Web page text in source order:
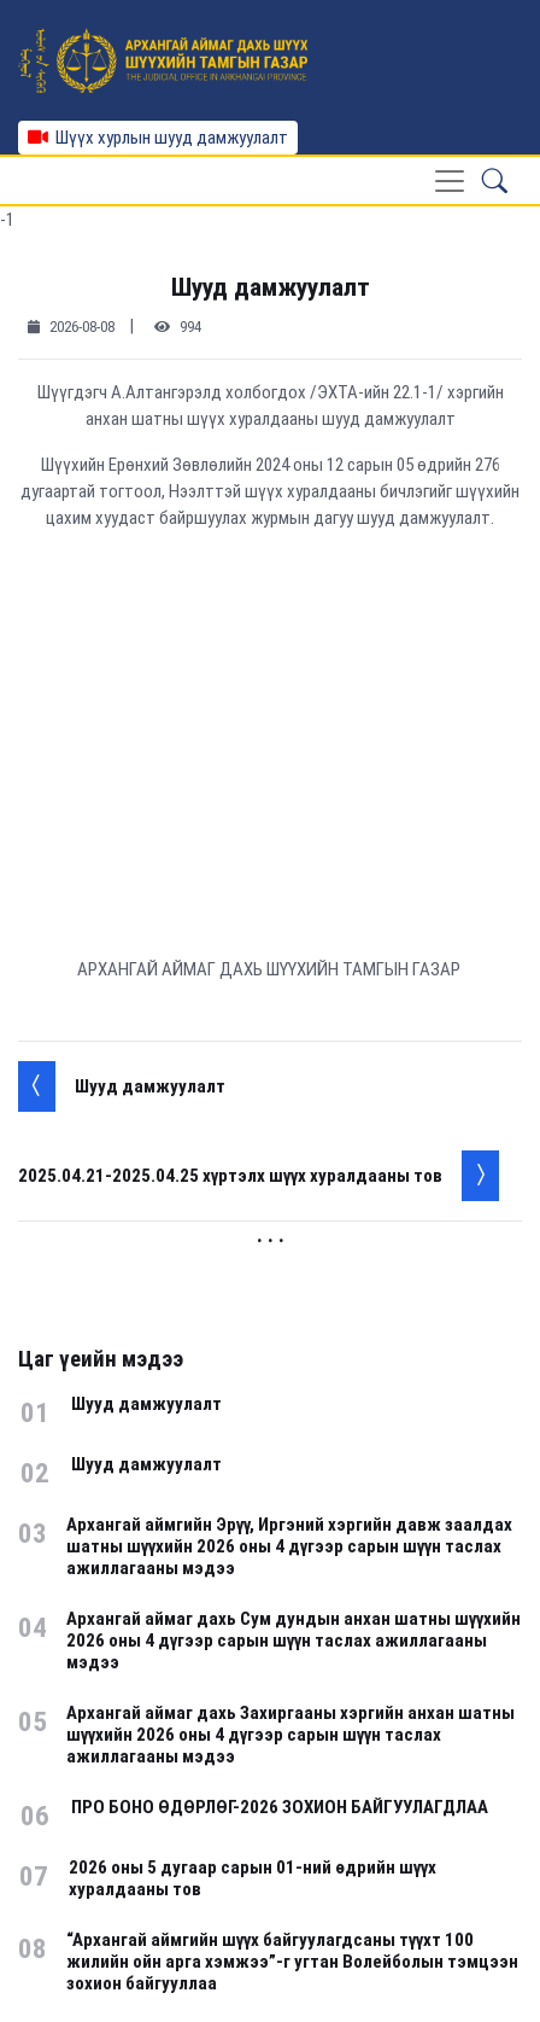
Шүүх хурлын шууд дамжуулалт
-1
Шууд дамжуулалт
2026-08-08 994
Шүүгдэгч А.Алтангэрэлд холбогдох /ЭХТА-ийн 22.1-1/ хэргийн
анхан шатны шүүх хуралдааны шууд дамжуулалт
Шүүхийн Ерөнхий Зөвлөлийн 2024 оны 12 сарын 05 өдрийн 276
дугаартай тогтоол, Нээлттэй шүүх хуралдааны бичлэгийг шүүхийн
цахим хуудаст байршуулах журмын дагуу шууд дамжуулалт.
АРХАНГАЙ АЙМАГ ДАХЬ ШҮҮХИЙН ТАМГЫН ГАЗАР
Шууд дамжуулалт
2025.04.21-2025.04.25 хүртэлх шүүх хуралдааны тов
. . .
Цаг үеийн мэдээ
01 Шууд дамжуулалт
02 Шууд дамжуулалт
03
Архангай аймгийн Эрүү, Иргэний хэргийн давж заалдах
шатны шүүхийн 2026 оны 4 дүгээр сарын шүүн таслах
ажиллагааны мэдээ
04
Архангай аймаг дахь Сум дундын анхан шатны шүүхийн
2026 оны 4 дүгээр сарын шүүн таслах ажиллагааны
мэдээ
05
Архангай аймаг дахь Захиргааны хэргийн анхан шатны
шүүхийн 2026 оны 4 дүгээр сарын шүүн таслах
ажиллагааны мэдээ
06 ПРО БОНО ӨДӨРЛӨГ-2026 ЗОХИОН БАЙГУУЛАГДЛАА
07
2026 оны 5 дугаар сарын 01-ний өдрийн шүүх
хуралдааны тов
08
“Архангай аймгийн шүүх байгуулагдсаны түүхт 100
жилийн ойн арга хэмжээ”-г угтан Волейболын тэмцээн
зохион байгууллаа